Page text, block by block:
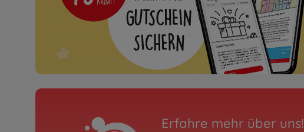
Erfahre mehr über uns!